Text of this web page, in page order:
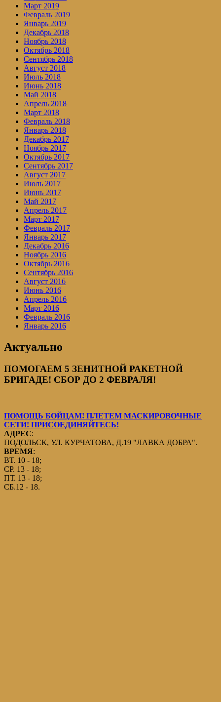
Март 2019
Февраль 2019
Январь 2019
Декабрь 2018
Ноябрь 2018
Октябрь 2018
Сентябрь 2018
Август 2018
Июль 2018
Июнь 2018
Май 2018
Апрель 2018
Март 2018
Февраль 2018
Январь 2018
Декабрь 2017
Ноябрь 2017
Октябрь 2017
Сентябрь 2017
Август 2017
Июль 2017
Июнь 2017
Май 2017
Апрель 2017
Март 2017
Февраль 2017
Январь 2017
Декабрь 2016
Ноябрь 2016
Октябрь 2016
Сентябрь 2016
Август 2016
Июнь 2016
Апрель 2016
Март 2016
Февраль 2016
Январь 2016
Актуально
ПОМОГАЕМ 5 ЗЕНИТНОЙ РАКЕТНОЙ
БРИГАДЕ! СБОР ДО 2 ФЕВРАЛЯ!
ПОМОЩЬ БОЙЦАМ! ПЛЕТЕМ МАСКИРОВОЧНЫЕ
СЕТИ! ПРИСОЕДИНЯЙТЕСЬ!
АДРЕС:
ПОДОЛЬСК, УЛ. КУРЧАТОВА, Д.19 "ЛАВКА ДОБРА".
ВРЕМЯ:
ВТ. 10 - 18;
СР. 13 - 18;
ПТ. 13 - 18;
СБ.12 - 18.